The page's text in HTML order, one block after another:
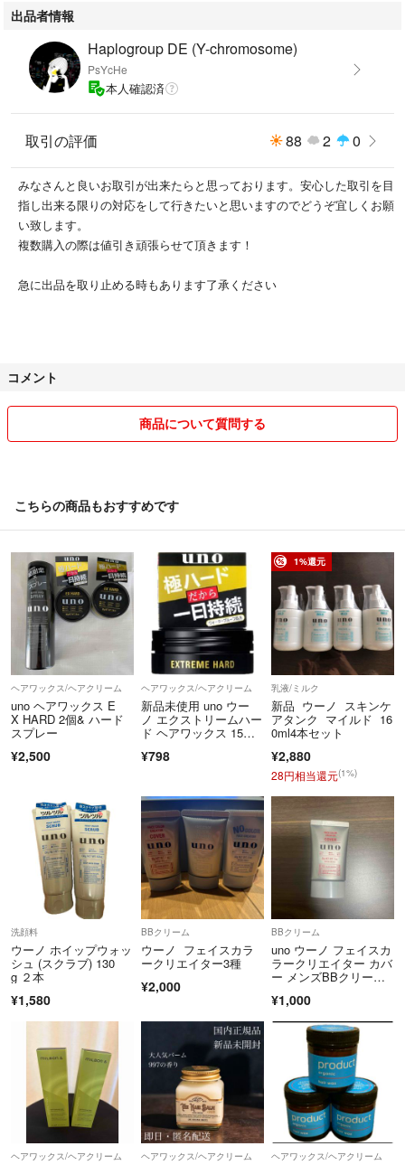
出品者情報
Haplogroup DE (Y-chromosome)
PsYcHe
本人確認済
取引の評価 88 2 0
みなさんと良いお取引が出来たらと思っております。安心した取引を目
指し出来る限りの対応をして行きたいと思いますのでどうぞ宜しくお願
い致します。
複数購入の際は値引き頑張らせて頂きます！
急に出品を取り止める時もあります了承ください
コメント
商品について質問する
こちらの商品もおすすめです
ヘアワックス/ヘアクリーム
uno ヘアワックス E
X HARD 2個& ハード
スプレー
¥2,500
ヘアワックス/ヘアクリーム
新品未使用 uno ウー
ノ エクストリームハー
ド ヘアワックス 15
¥798
1%還元
乳液/ミルク
新品 ウーノ スキンケ
アタンク マイルド 16
0ml4本セット
¥2,880
28円相当還元(1%)
洗顔料
ウーノ ホイップウォッ
シュ (スクラブ) 130
g ２本
¥1,580
BBクリーム
ウーノ フェイスカラ
ークリエイター3種
¥2,000
BBクリーム
uno ウーノ フェイスカ
ラークリエイター カバ
ー メンズBBクリー
¥1,000
ヘアワックス/ヘアクリーム ヘアワックス/ヘアクリーム ヘアワックス/ヘアクリーム